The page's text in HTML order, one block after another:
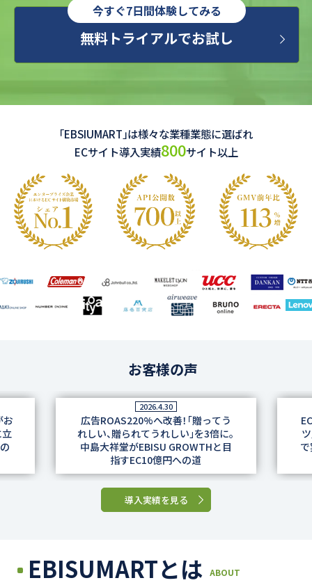
無料トライアルでお試し
「EBSIUMART」は様々な業種業態に選ばれ
ECサイト導入実績800サイト以上
お客様の声
お
2026.4.30
広告ROAS220%へ改善！「贈ってう
れしい、贈られてうれしい」を3倍に。
中島大祥堂がEBISU GROWTHと目
指すEC10億円への道
導入実績を見る
EBISUMARTとは ABOUT